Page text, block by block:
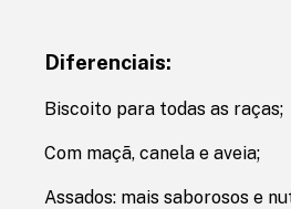
Diferenciais:
Biscoito para todas as raças;
Com maçã, canela e aveia;
Assados: mais saborosos e